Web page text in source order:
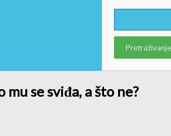
se sviđa, a što ne?